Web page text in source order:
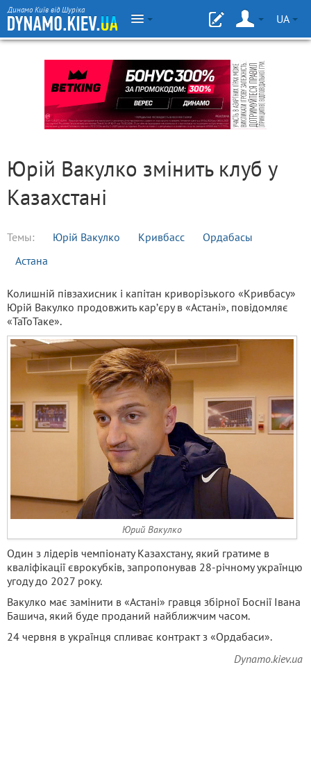
Динамо Київ від Шуріка
UA
Юрій Вакулко змінить клуб у
Казахстані
Темы: Юрій Вакулко Кривбасс
Ордабасы
Астана
Колишній півзахисник і капітан криворізького «Кривбасу»
Юрій Вакулко продовжить карʼєру в «Астані», повідомляє
«ТаТоТаке».
Юрий Вакулко
Один з лідерів чемпіонату Казахстану, який гратиме в
кваліфікації єврокубків, запропонував 28-річному українцю
угоду до 2027 року.
Вакулко має замінити в «Астані» гравця збірної Боснії Івана
Башича, який буде проданий найближчим часом.
24 червня в українця спливає контракт з «Ордабаси».
Dynamo.kiev.ua